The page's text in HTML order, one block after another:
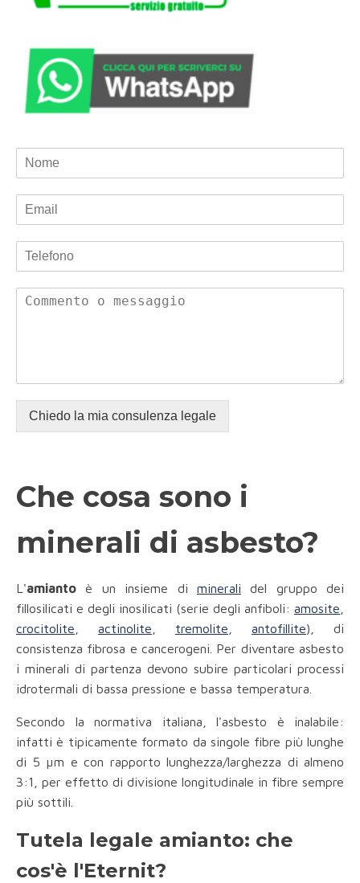
Chiedo la mia consulenza legale
Che cosa sono i
minerali di asbesto?
L'amianto è un insieme di minerali del gruppo dei
fillosilicati e degli inosilicati (serie degli anfiboli: amosite
crocitolite
actinolite tremolite antofillite), di
consistenza fibrosa e cancerogeni. Per diventare asbesto
i minerali di partenza devono subire particolari processi
idrotermali di bassa pressione e bassa temperatura.
Secondo la normativa italiana, l'asbesto è inalabile:
infatti è tipicamente formato da singole fibre più lunghe
di 5 µm e con rapporto lunghezza/larghezza di almeno
3:1, per effetto di divisione longitudinale in fibre sempre
più sottili.
Tutela legale amianto: che
cos'è l'Eternit?